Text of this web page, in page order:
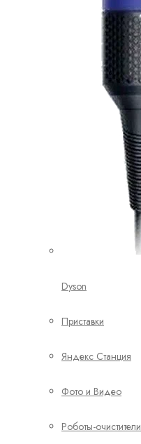
Dyson
Приставки
Яндекс Станция
Фото и Видео
Роботы-очистители